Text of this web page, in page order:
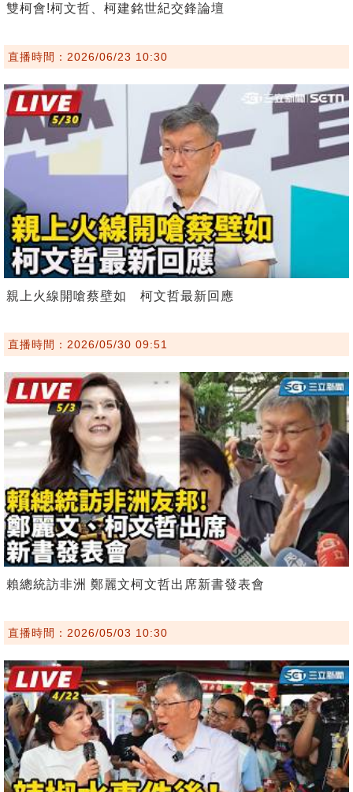
雙柯會!柯文哲、柯建銘世紀交鋒論壇
直播時間：2026/06/23 10:30
親上火線開嗆蔡壁如 柯文哲最新回應
直播時間：2026/05/30 09:51
賴總統訪非洲 鄭麗文柯文哲出席新書發表會
直播時間：2026/05/03 10:30